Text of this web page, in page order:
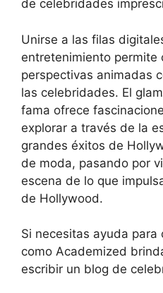
de celebridades
Unirse a las filas
entretenimiento permite
perspectivas animadas
las celebridades. El
fama ofrece
explorar a través de la
grandes éxitos de
de moda, pasando por
escena de lo que
de Hollywood.
Si necesitas ayuda para
como Academized
escribir un blog de